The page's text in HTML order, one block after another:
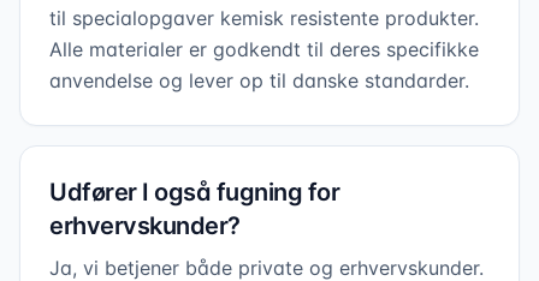
til specialopgaver kemisk resistente produkter.
Alle materialer er godkendt til deres specifikke
anvendelse og lever op til danske standarder.
Udfører I også fugning for
erhvervskunder?
Ja, vi betjener både private og erhvervskunder.